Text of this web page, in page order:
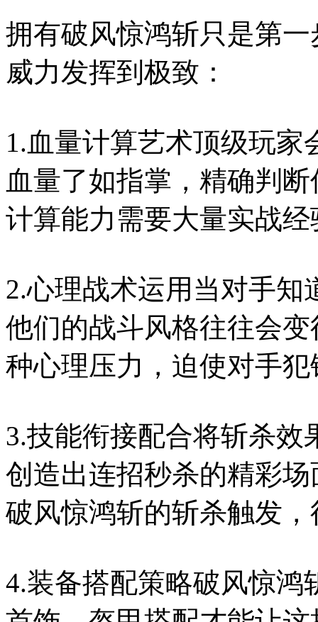
拥有破风惊鸿斩只是第
威力发挥到极致：
1.血量计算艺术顶级玩
血量了如指掌，精确判
计算能力需要大量实战
2.心理战术运用当对手
他们的战斗风格往往会
种心理压力，迫使对手犯
3.技能衔接配合将斩杀
创造出连招秒杀的精彩
破风惊鸿斩的斩杀触发
4.装备搭配策略破风惊鸿